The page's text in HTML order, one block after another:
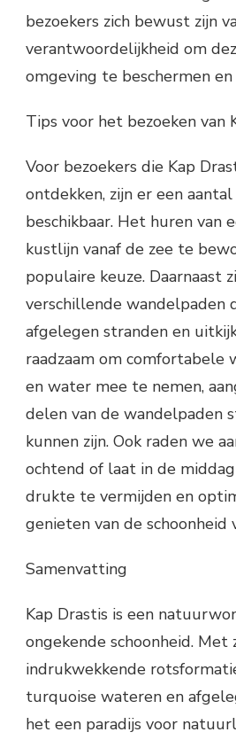
bezoekers zich bewust zijn
verantwoordelijkheid om
omgeving te beschermen
Tips voor het bezoeken van
Voor bezoekers die Kap
ontdekken, zijn er een
beschikbaar. Het huren van
kustlijn vanaf de zee te
populaire keuze. Daarnaast
verschillende wandelpaden
afgelegen stranden en
raadzaam om comfortabele
en water mee te nemen,
delen van de wandelpaden
kunnen zijn. Ook raden we
ochtend of laat in de
drukte te vermijden en
genieten van de schoonheid
Samenvatting
Kap Drastis is een
ongekende schoonheid. Met
indrukwekkende
turquoise wateren en
het een paradijs voor